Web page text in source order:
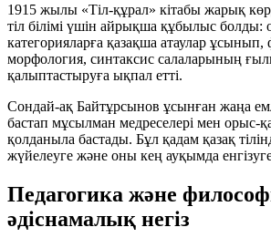
1915 жылы «Тіл-құрал» кітабы жарық
тіл білімі үшін айрықша құбылыс болды:
категорияларға қазақша атаулар ұсынып,
морфология, синтаксис салаларының
қалыптастыруға ықпал етті.
Сондай-ақ Байтұрсынов ұсынған жаңа
бастап мұсылман медреселері мен орыс-
қолданыла бастады. Бұл қадам қазақ
жүйелеуге және оны кең ауқымда
Педагогика және
әдіснамалық негіз